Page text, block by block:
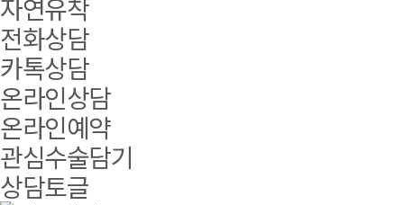
자연유착
전화상담
카톡상담
온라인상담
온라인예약
관심수술담기
상담토글